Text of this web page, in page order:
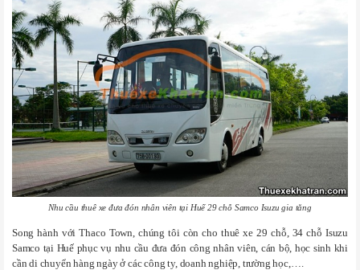
Nhu cầu thuê xe đưa đón nhân viên tại Huế 29 chỗ Samco Isuzu gia tăng
Song hành với Thaco Town, chúng tôi còn cho thuê xe 29 chỗ, 34 chỗ Isuzu
Samco tại Huế phục vụ nhu cầu đưa đón công nhân viên, cán bộ, học sinh khi
cần di chuyển hàng ngày ở các công ty, doanh nghiệp, trường học,….